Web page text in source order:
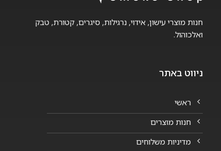
חנות מוצרי עישון, אידוי, נרגילות, סיגרים, קטורת, טבק
ואלכוהול.
ניווט באתר
ראשי
חנות מוצרים
מדיניות משלוחים